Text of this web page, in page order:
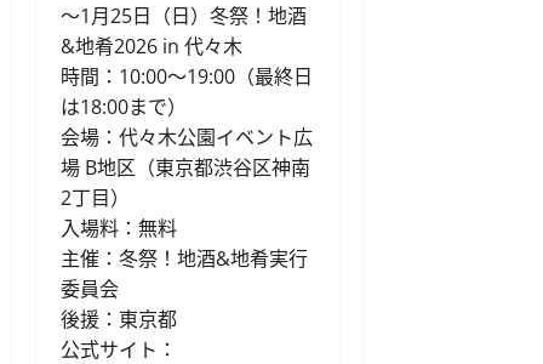
～1月25日（日）冬祭！地酒
&地肴2026 in 代々木
時間：10:00〜19:00（最終日
は18:00まで）
会場：代々木公園イベント広
場 B地区（東京都渋谷区神南
2丁目）
入場料：無料
主催：冬祭！地酒&地肴実行
委員会
後援：東京都
公式サイト：